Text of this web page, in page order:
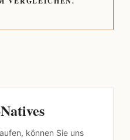
können Sie uns